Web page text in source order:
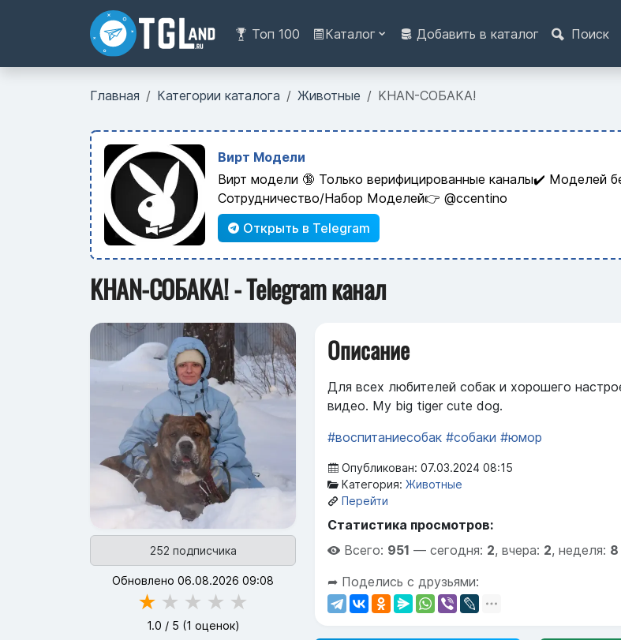
Топ 100 Каталог Добавить в каталог Поиск
Главная Категории каталога Животные KHAN-СОБАКА!
Вирт Модели
Вирт модели 🔞 Только верифицированные каналы✔️ Моделей
Сотрудничество/Набор Моделей👉 @ccentino
Открыть в Telegram
KHAN-СОБАКА! - Telegram канал
252 подписчика
Обновлено 06.08.2026 09:08
★ ★ ★ ★ ★
1.0 / 5 (1 оценок)
Описание
Для всех любителей собак и хорошего
видео. My big tiger cute dog.
#воспитаниесобак #собаки #юмор
Опубликован: 07.03.2024 08:15
Категория: Животные
Перейти
Статистика просмотров:
Всего: 951 — сегодня: 2, вчера: 2, неделя: 8
➦ Поделись с друзьями: